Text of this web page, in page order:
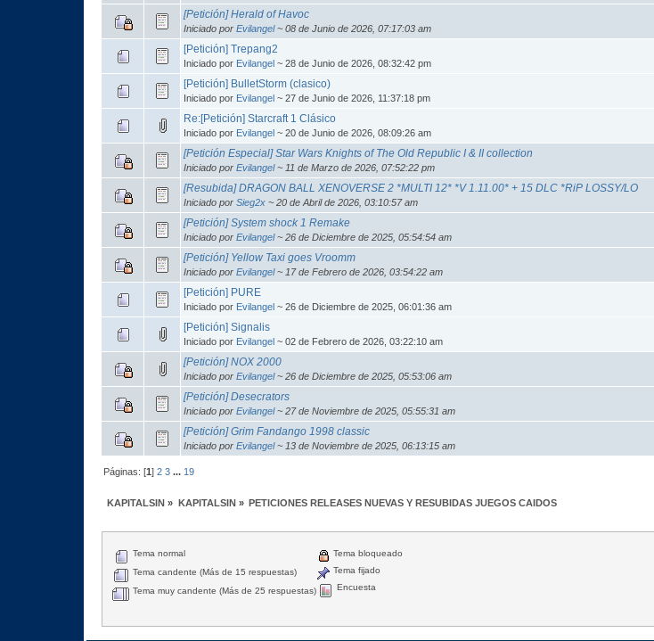
[Petición] Herald of Havoc
Iniciado porEvilangel~ 08 de Junio de 2026, 07:17:03 am
[Petición] Trepang2
Iniciado por Evilangel ~ 28 de Junio de 2026, 08:32:42 pm
[Petición] BulletStorm (clasico)
Iniciado por Evilangel ~ 27 de Junio de 2026, 11:37:18 pm
Re:[Petición] Starcraft 1 Clásico
Iniciado por Evilangel ~ 20 de Junio de 2026, 08:09:26 am
[Petición Especial] Star Wars Knights of The Old Republic I & II collection
Iniciado porEvilangel~ 11 de Marzo de 2026, 07:52:22 pm
[Resubida] DRAGON BALL XENOVERSE 2 *MULTI 12* *V 1.11.00* + 15 DLC *RiP LOSSY/LO
Iniciado porSieg2x ~ 20 de Abril de 2026, 03:10:57 am
[Petición] System shock 1 Remake
Iniciado porEvilangel~ 26 de Diciembre de 2025, 05:54:54 am
[Petición] Yellow Taxi goes Vroomm
Iniciado porEvilangel~ 17 de Febrero de 2026, 03:54:22 am
[Petición] PURE
Iniciado por Evilangel ~ 26 de Diciembre de 2025, 06:01:36 am
[Petición] Signalis
Iniciado por Evilangel ~ 02 de Febrero de 2026, 03:22:10 am
[Petición] NOX 2000
Iniciado porEvilangel~ 26 de Diciembre de 2025, 05:53:06 am
[Petición] Desecrators
Iniciado porEvilangel~ 27 de Noviembre de 2025, 05:55:31 am
[Petición] Grim Fandango 1998 classic
Iniciado porEvilangel~ 13 de Noviembre de 2025, 06:13:15 am
Páginas: [1]2 3 ... 19
KAPITALSIN » KAPITALSIN» PETICIONES RELEASES NUEVAS Y RESUBIDAS JUEGOS CAIDOS
Tema normal
Tema candente (Más de 15 respuestas)
Tema muy candente (Más de 25 respuestas)
Tema bloqueado
Tema fijado
Encuesta